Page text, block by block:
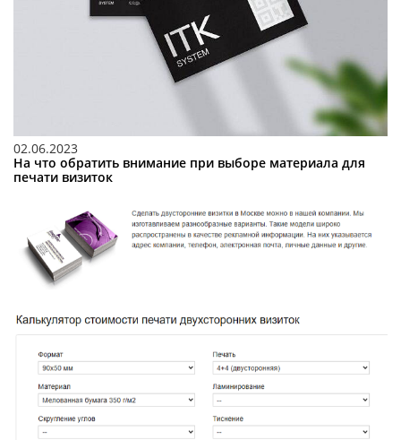
02.06.2023
На что обратить внимание при выборе материала для
печати визиток